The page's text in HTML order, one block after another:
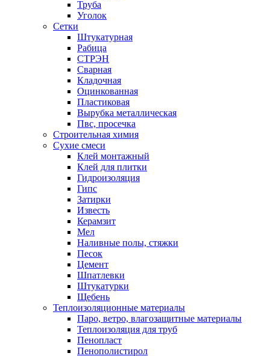
Труба
Уголок
Сетки
Штукатурная
Рабица
СТРЭН
Сварная
Кладочная
Оцинкованная
Пластиковая
Вырубка металлическая
Пвс, просечка
Строительная химия
Сухие смеси
Клей монтажный
Клей для плитки
Гидроизоляция
Гипс
Затирки
Известь
Керамзит
Мел
Наливные полы, стяжки
Песок
Цемент
Шпатлевки
Штукатурки
Щебень
Теплоизоляционные материалы
Паро, ветро, влагозащитные материалы
Теплоизоляция для труб
Пенопласт
Пенополистирол